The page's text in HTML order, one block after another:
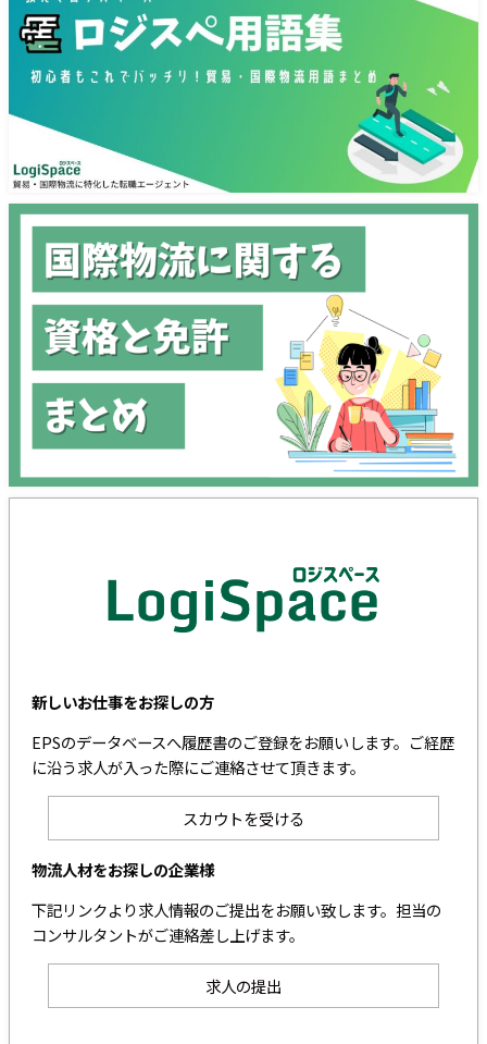
新しいお仕事をお探しの方
EPSのデータベースへ履歴書のご登録をお願いします。ご経歴
に沿う求人が入った際にご連絡させて頂きます。
スカウトを受ける
物流人材をお探しの企業様
下記リンクより求人情報のご提出をお願い致します。担当の
コンサルタントがご連絡差し上げます。
求人の提出